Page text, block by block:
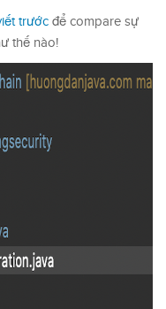
trước để compare sự
thế nào!